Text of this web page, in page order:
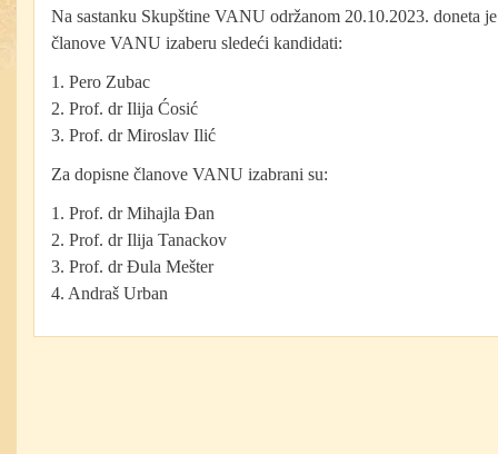
Na sastanku Skupštine VANU održanom 20.10.2023. doneta
članove VANU izaberu sledeći kandidati:
1. Pero Zubac
2. Prof. dr Ilija Ćosić
3. Prof. dr Miroslav Ilić
Za dopisne članove VANU izabrani su:
1. Prof. dr Mihajla Đan
2. Prof. dr Ilija Tanackov
3. Prof. dr Đula Mešter
4. Andraš Urban